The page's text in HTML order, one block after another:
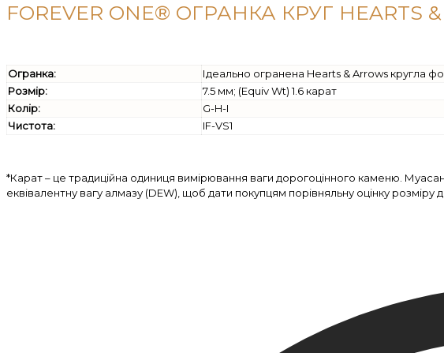
FOREVER ONE® ОГРАНКА КРУГ
Огранка:
Ідеально огранена Hearts & Arrows кругла
Розмір:
7.5 мм; (Equiv Wt) 1.6 карат
Колір:
G-H-I
Чистота:
IF-VS1
*Карат – це традиційна одиниця вимірювання ваги дорогоцінного каменю.
еквівалентну вагу алмазу (DEW), щоб дати покупцям порівняльну оцінку